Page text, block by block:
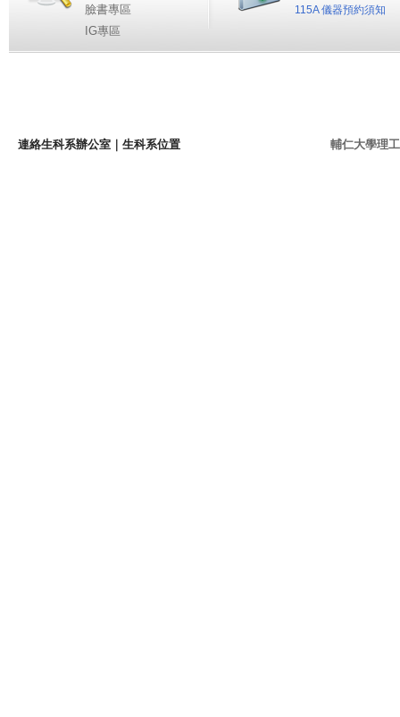
臉書專區
IG專區
115A 儀器預約須知
連絡生科系辦公室 生科系位置 輔仁大學理